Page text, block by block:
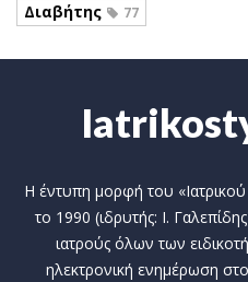
Διαβήτης 77
Η έντυπη μορφή του
το 1990 (ιδρυτής: Ι.
ιατρούς όλων των
ηλεκτρονική ενημέρωση